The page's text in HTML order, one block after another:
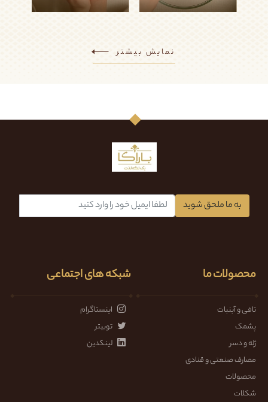
نمایش بیشتر
به ما ملحق شوید
محصولات ما
تافی و آبنبات
پشمک
ژله و دسر
مصارف صنعتی و قنادی
محصولات
شکلات
شبکه های اجتماعی
اینستاگرام
توییتر
لینکدین